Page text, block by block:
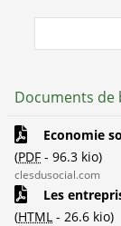
Documents de
Economie
(PDF - 96.3 kio)
clesdusocial.com
Les
(HTML - 26.6 kio)